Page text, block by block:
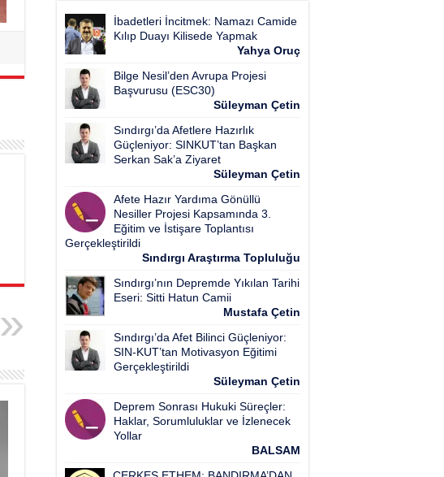
İbadetleri İncitmek: Namazı Camide
Kılıp Duayı Kilisede Yapmak
Yahya Oruç
Bilge Nesil’den Avrupa Projesi
Başvurusu (ESC30)
Süleyman Çetin
Sındırgı’da Afetlere Hazırlık
Güçleniyor: SINKUT’tan Başkan
Serkan Sak’a Ziyaret
Süleyman Çetin
Afete Hazır Yardıma Gönüllü
Nesiller Projesi Kapsamında 3.
Eğitim ve İstişare Toplantısı
Gerçekleştirildi
Sındırgı Araştırma Topluluğu
Sındırgı’nın Depremde Yıkılan Tarihi
Eseri: Sitti Hatun Camii
Mustafa Çetin
Sındırgı’da Afet Bilinci Güçleniyor:
SIN-KUT’tan Motivasyon Eğitimi
Gerçekleştirildi
Süleyman Çetin
Deprem Sonrası Hukuki Süreçler:
Haklar, Sorumluluklar ve İzlenecek
Yollar
BALSAM